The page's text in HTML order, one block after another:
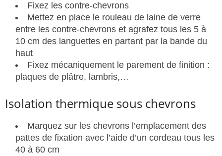
Fixez les contre-chevrons
Mettez en place le rouleau de laine de verre
entre les contre-chevrons et agrafez tous les 5 à
10 cm des languettes en partant par la bande du
haut
Fixez mécaniquement le parement de finition :
plaques de plâtre, lambris,…
Isolation thermique sous chevrons
Marquez sur les chevrons l’emplacement des
pattes de fixation avec l’aide d’un cordeau tous les
40 à 60 cm